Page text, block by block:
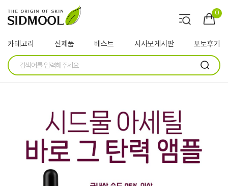
0
카테고리 신제품 베스트 시사모게시판 포토후기